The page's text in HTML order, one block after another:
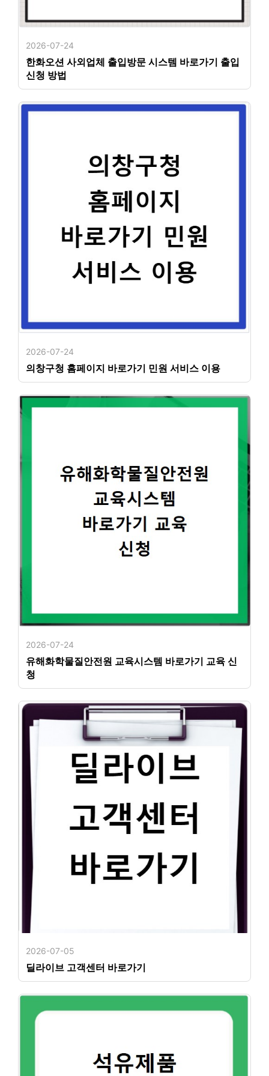
2026-07-24
한화오션 사외업체 출입방문 시스템 바로가기 출입
신청 방법
2026-07-24
의창구청 홈페이지 바로가기 민원 서비스 이용
2026-07-24
유해화학물질안전원 교육시스템 바로가기 교육 신
청
2026-07-05
딜라이브 고객센터 바로가기